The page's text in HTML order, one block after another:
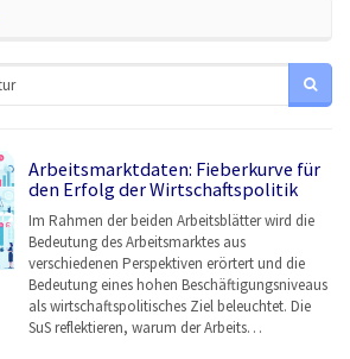
Arbeitsmarktdaten: Fieberkurve für
den Erfolg der Wirtschaftspolitik
Im Rahmen der beiden Arbeitsblätter wird die
Bedeutung des Arbeitsmarktes aus
verschiedenen Perspektiven erörtert und die
Bedeutung eines hohen Beschäftigungsniveaus
als wirtschaftspolitisches Ziel beleuchtet. Die
SuS reflektieren, warum der Arbeits…